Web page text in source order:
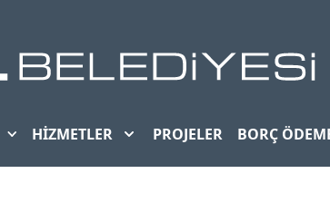
HIZMETLER PROJELER BORÇ